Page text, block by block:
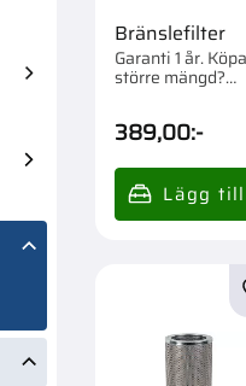
Bränslefilter
Garanti 1 år. Köpa
större mängd?
389,00:-